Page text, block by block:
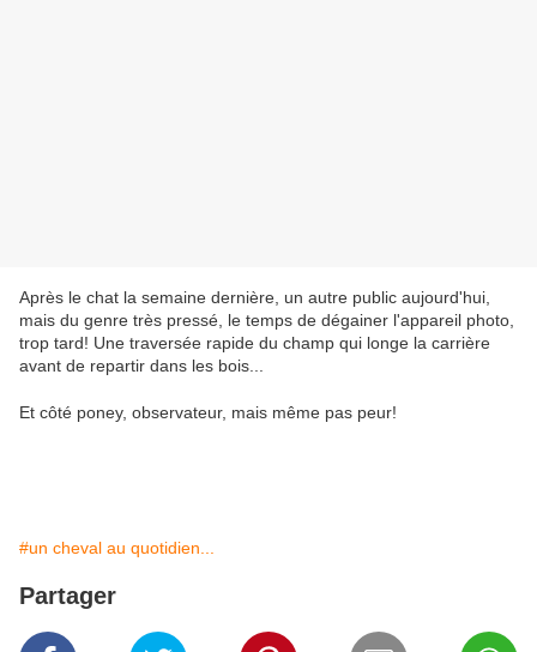
Après le chat la semaine dernière, un autre public aujourd'hui,
mais du genre très pressé, le temps de dégainer l'appareil photo,
trop tard! Une traversée rapide du champ qui longe la carrière
avant de repartir dans les bois...
Et côté poney, observateur, mais même pas peur!
#un cheval au quotidien...
Partager